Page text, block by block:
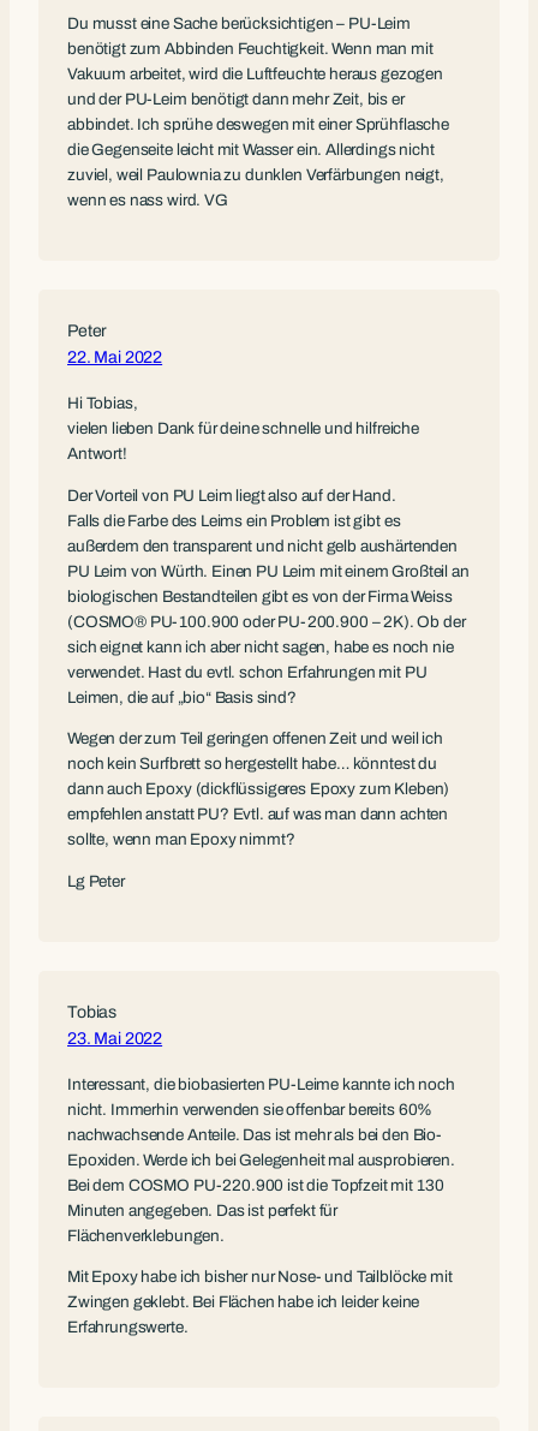
Du musst eine Sache berücksichtigen – PU-Leim
benötigt zum Abbinden Feuchtigkeit. Wenn man mit
Vakuum arbeitet, wird die Luftfeuchte heraus gezogen
und der PU-Leim benötigt dann mehr Zeit, bis er
abbindet. Ich sprühe deswegen mit einer Sprühflasche
die Gegenseite leicht mit Wasser ein. Allerdings nicht
zuviel, weil Paulownia zu dunklen Verfärbungen neigt,
wenn es nass wird. VG
Peter
22. Mai 2022
Hi Tobias,
vielen lieben Dank für deine schnelle und hilfreiche
Antwort!
Der Vorteil von PU Leim liegt also auf der Hand.
Falls die Farbe des Leims ein Problem ist gibt es
außerdem den transparent und nicht gelb aushärtenden
PU Leim von Würth. Einen PU Leim mit einem Großteil an
biologischen Bestandteilen gibt es von der Firma Weiss
(COSMO® PU-100.900 oder PU-200.900 – 2K). Ob der
sich eignet kann ich aber nicht sagen, habe es noch nie
verwendet. Hast du evtl. schon Erfahrungen mit PU
Leimen, die auf „bio“ Basis sind?
Wegen der zum Teil geringen offenen Zeit und weil ich
noch kein Surfbrett so hergestellt habe… könntest du
dann auch Epoxy (dickflüssigeres Epoxy zum Kleben)
empfehlen anstatt PU? Evtl. auf was man dann achten
sollte, wenn man Epoxy nimmt?
Lg Peter
Tobias
23. Mai 2022
Interessant, die biobasierten PU-Leime kannte ich noch
nicht. Immerhin verwenden sie offenbar bereits 60%
nachwachsende Anteile. Das ist mehr als bei den Bio-
Epoxiden. Werde ich bei Gelegenheit mal ausprobieren.
Bei dem COSMO PU-220.900 ist die Topfzeit mit 130
Minuten angegeben. Das ist perfekt für
Flächenverklebungen.
Mit Epoxy habe ich bisher nur Nose- und Tailblöcke mit
Zwingen geklebt. Bei Flächen habe ich leider keine
Erfahrungswerte.